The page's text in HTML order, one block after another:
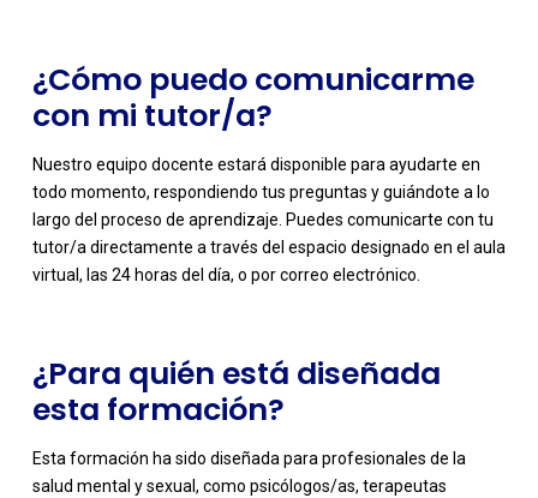
¿Cómo puedo comunicarme
con mi tutor/a?
Nuestro equipo docente estará disponible para ayudarte en
todo momento, respondiendo tus preguntas y guiándote a lo
largo del proceso de aprendizaje. Puedes comunicarte con tu
tutor/a directamente a través del espacio designado en el aula
virtual, las 24 horas del día, o por correo electrónico.
-
¿Para quién está diseñada
esta formación?
Esta formación ha sido diseñada para profesionales de la
salud mental y sexual, como psicólogos/as, terapeutas